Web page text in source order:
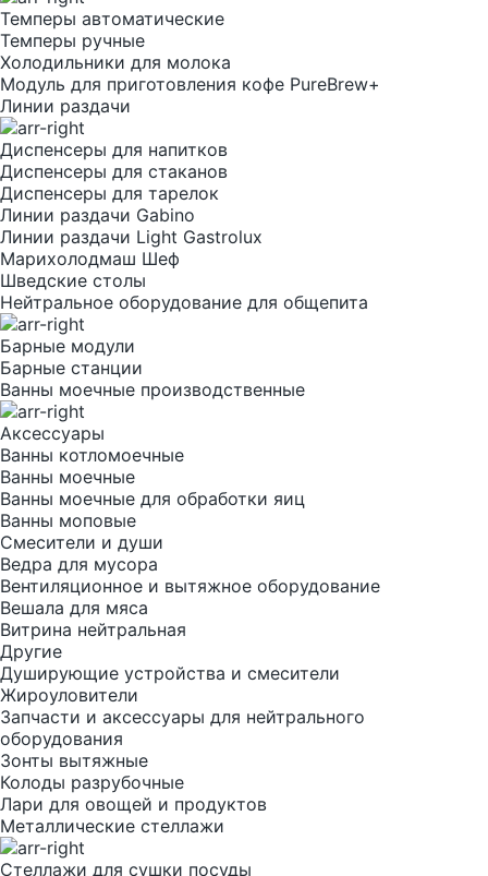
Темперы автоматические
Темперы ручные
Холодильники для молока
Модуль для приготовления кофе PureBrew+
Линии раздачи
Диспенсеры для напитков
Диспенсеры для стаканов
Диспенсеры для тарелок
Линии раздачи Gabino
Линии раздачи Light Gastrolux
Марихолодмаш Шеф
Шведские столы
Нейтральное оборудование для общепита
Барные модули
Барные станции
Ванны моечные производственные
Аксессуары
Ванны котломоечные
Ванны моечные
Ванны моечные для обработки яиц
Ванны моповые
Смесители и души
Ведра для мусора
Вентиляционное и вытяжное оборудование
Вешала для мяса
Витрина нейтральная
Другие
Душирующие устройства и смесители
Жироуловители
Запчасти и аксессуары для нейтрального
оборудования
Зонты вытяжные
Колоды разрубочные
Лари для овощей и продуктов
Металлические стеллажи
Стеллажи для сушки посуды